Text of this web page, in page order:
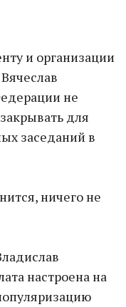
и организации
не
для
заседаний в
ничего не
настроена на